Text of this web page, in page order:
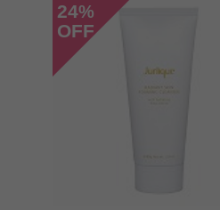
投稿日：2021年01月
ピノコ 様
／20代後半
さら
メージ コンディシ
24%
OFF